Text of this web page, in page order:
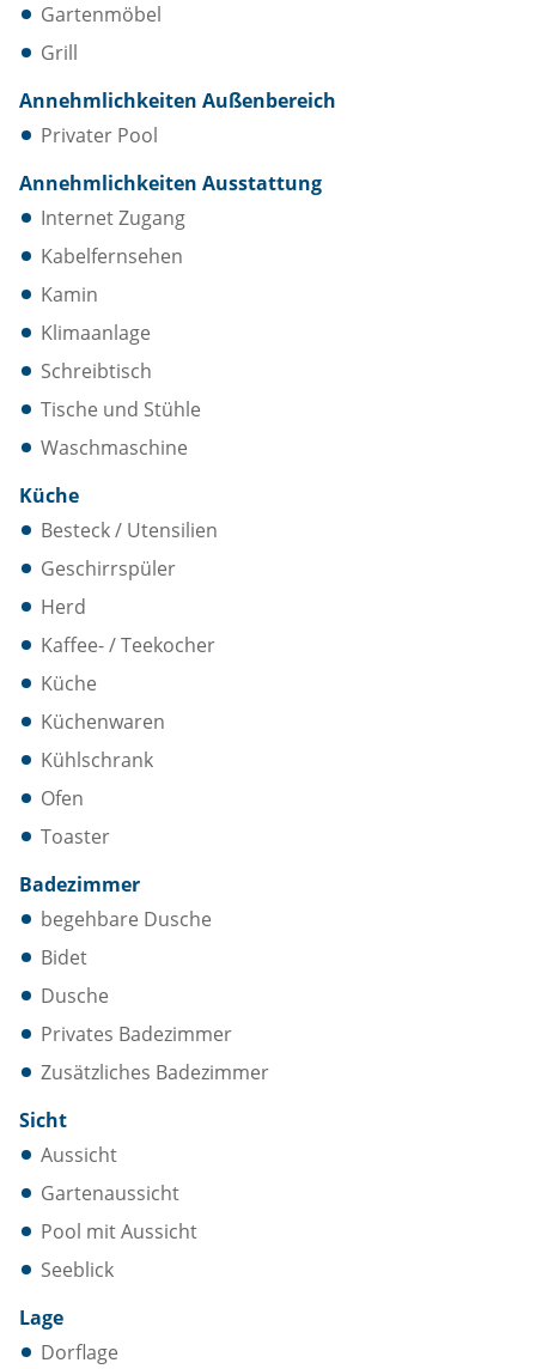
Gartenmöbel
Grill
Annehmlichkeiten Außenbereich
Privater Pool
Annehmlichkeiten Ausstattung
Internet Zugang
Kabelfernsehen
Kamin
Klimaanlage
Schreibtisch
Tische und Stühle
Waschmaschine
Küche
Besteck / Utensilien
Geschirrspüler
Herd
Kaffee- / Teekocher
Küche
Küchenwaren
Kühlschrank
Ofen
Toaster
Badezimmer
begehbare Dusche
Bidet
Dusche
Privates Badezimmer
Zusätzliches Badezimmer
Sicht
Aussicht
Gartenaussicht
Pool mit Aussicht
Seeblick
Lage
Dorflage